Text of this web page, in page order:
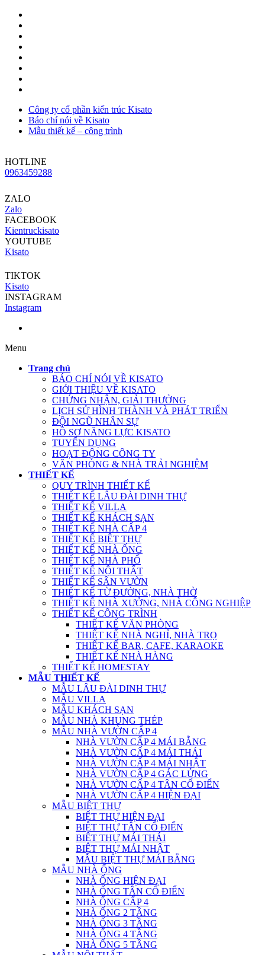
Công ty cổ phần kiến trúc Kisato
Báo chí nói về Kisato
Mẫu thiết kế – công trình
HOTLINE
0963459288
ZALO
Zalo
FACEBOOK
Kientruckisato
YOUTUBE
Kisato
TIKTOK
Kisato
INSTAGRAM
Instagram
Menu
Trang chủ
BÁO CHÍ NÓI VỀ KISATO
GIỚI THIỆU VỀ KISATO
CHỨNG NHẬN, GIẢI THƯỞNG
LỊCH SỬ HÌNH THÀNH VÀ PHÁT TRIỂN
ĐỘI NGŨ NHÂN SỰ
HỒ SƠ NĂNG LỰC KISATO
TUYỂN DỤNG
HOẠT ĐỘNG CÔNG TY
VĂN PHÒNG & NHÀ TRẢI NGHIỆM
THIẾT KẾ
QUY TRÌNH THIẾT KẾ
THIẾT KẾ LÂU ĐÀI DINH THỰ
THIẾT KẾ VILLA
THIẾT KẾ KHÁCH SẠN
THIẾT KẾ NHÀ CẤP 4
THIẾT KẾ BIỆT THỰ
THIẾT KẾ NHÀ ỐNG
THIẾT KẾ NHÀ PHỐ
THIẾT KẾ NỘI THẤT
THIẾT KẾ SÂN VƯỜN
THIẾT KẾ TỪ ĐƯỜNG, NHÀ THỜ
THIẾT KẾ NHÀ XƯỞNG, NHÀ CÔNG NGHIỆP
THIẾT KẾ CÔNG TRÌNH
THIẾT KẾ VĂN PHÒNG
THIẾT KẾ NHÀ NGHỈ, NHÀ TRỌ
THIẾT KẾ BAR, CAFE, KARAOKE
THIẾT KẾ NHÀ HÀNG
THIẾT KẾ HOMESTAY
MẪU THIẾT KẾ
MẪU LÂU ĐÀI DINH THỰ
MẪU VILLA
MẪU KHÁCH SẠN
MẪU NHÀ KHUNG THÉP
MẪU NHÀ VƯỜN CẤP 4
NHÀ VƯỜN CẤP 4 MÁI BẰNG
NHÀ VƯỜN CẤP 4 MÁI THÁI
NHÀ VƯỜN CẤP 4 MÁI NHẬT
NHÀ VƯỜN CẤP 4 GÁC LỬNG
NHÀ VƯỜN CẤP 4 TÂN CỔ ĐIỂN
NHÀ VƯỜN CẤP 4 HIỆN ĐẠI
MẪU BIỆT THỰ
BIỆT THỰ HIỆN ĐẠI
BIỆT THỰ TÂN CỔ ĐIỂN
BIỆT THỰ MÁI THÁI
BIỆT THỰ MÁI NHẬT
MẪU BIỆT THỰ MÁI BẰNG
MẪU NHÀ ỐNG
NHÀ ỐNG HIỆN ĐẠI
NHÀ ỐNG TÂN CỔ ĐIỂN
NHÀ ỐNG CẤP 4
NHÀ ỐNG 2 TẦNG
NHÀ ỐNG 3 TẦNG
NHÀ ỐNG 4 TẦNG
NHÀ ỐNG 5 TẦNG